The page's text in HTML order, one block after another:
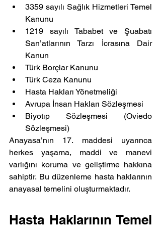
3359 sayılı Sağlık Hizmetleri Temel
Kanunu
1219 sayılı Tababet ve Şuabatı
San’atlarının Tarzı İcrasına Dair
Kanun
Türk Borçlar Kanunu
Türk Ceza Kanunu
Hasta Hakları Yönetmeliği
Avrupa İnsan Hakları Sözleşmesi
Biyotıp Sözleşmesi (Oviedo
Sözleşmesi)
Anayasa’nın 17. maddesi uyarınca
herkes yaşama, maddi ve manevi
varlığını koruma ve geliştirme hakkına
sahiptir. Bu düzenleme hasta haklarının
anayasal temelini oluşturmaktadır.
Hasta Haklarının Temel